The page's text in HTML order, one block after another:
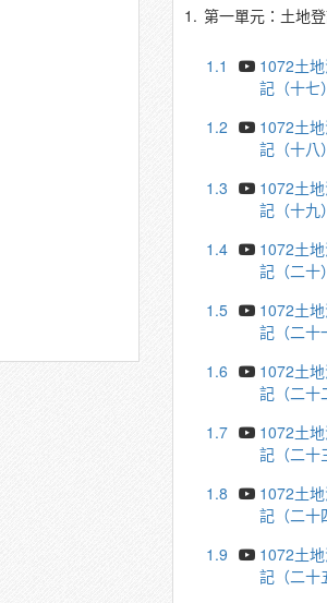
1. 第一單元：土地
1.1
1072土
記（十七）
1.2
1072土
記（十八）
1.3
1072土
記（十九）
1.4
1072土
記（二十）
1.5
1072土
記（二十
1.6
1072土
記（二十
1.7
1072土
記（二十
1.8
1072土
記（二十
1.9
1072土
記（二十